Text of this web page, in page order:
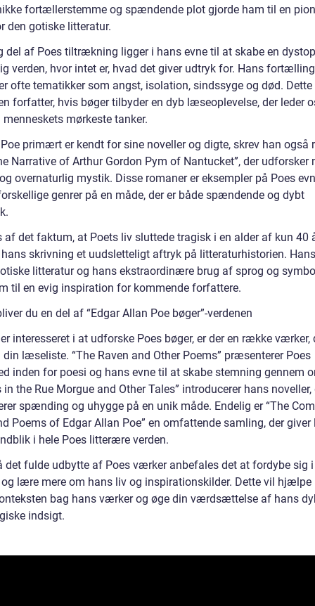
fortællerstemme og spændende plot gjorde ham til en
den gotiske litteratur.
del af Poes tiltrækning ligger i hans evne til at skabe en
verden, hvor intet er, hvad det giver udtryk for. Hans
ofte tematikker som angst, isolation, sindssyge og død. Dette
forfatter, hvis bøger tilbyder en dyb læseoplevelse, der leder
menneskets mørkeste tanker.
primært er kendt for sine noveller og digte, skrev han også
Narrative of Arthur Gordon Pym of Nantucket”, der udforsker
overnaturlig mystik. Disse romaner er eksempler på Poes
genrer på en måde, der er både spændende og dybt
af det faktum, at Poets liv sluttede tragisk i en alder af kun 40
skrivning et uudsletteligt aftryk på litteraturhistorien.
litteratur og hans ekstraordinære brug af sprog og
til en evig inspiration for kommende forfattere.
du en del af “Edgar Allan Poe bøger”-verdenen
interesseret i at udforske Poes bøger, er der en række værker,
læseliste. “The Raven and Other Poems” præsenterer Poes
inden for poesi og hans evne til at skabe stemning gennem
in the Rue Morgue and Other Tales” introducerer hans noveller,
spænding og uhygge på en unik måde. Endelig er “The
Poems of Edgar Allan Poe” en omfattende samling, der
i hele Poes litterære verden.
det fulde udbytte af Poes værker anbefales det at fordybe sig
lære mere om hans liv og inspirationskilder. Dette vil hjælpe
bag hans værker og øge din værdsættelse af hans
indsigt.